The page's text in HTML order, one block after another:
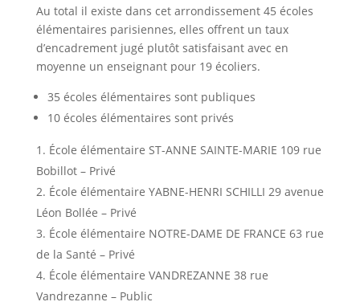
Au total il existe dans cet arrondissement 45 écoles
élémentaires parisiennes, elles offrent un taux
d’encadrement jugé plutôt satisfaisant avec en
moyenne un enseignant pour 19 écoliers.
35 écoles élémentaires sont publiques
10 écoles élémentaires sont privés
École élémentaire ST-ANNE SAINTE-MARIE 109 rue
Bobillot – Privé
École élémentaire YABNE-HENRI SCHILLI 29 avenue
Léon Bollée – Privé
École élémentaire NOTRE-DAME DE FRANCE 63 rue
de la Santé – Privé
École élémentaire VANDREZANNE 38 rue
Vandrezanne – Public